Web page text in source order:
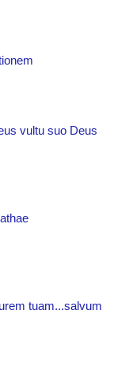
vultu suo Deus
tuam...salvum